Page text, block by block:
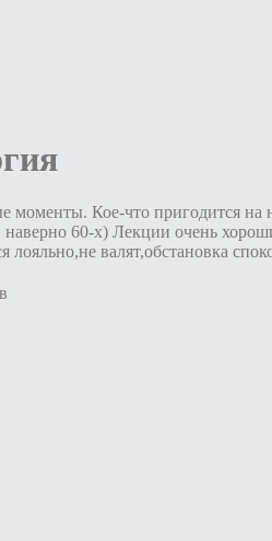
моменты. Кое-что пригодится
60-х) Лекции очень
валят,обстановка